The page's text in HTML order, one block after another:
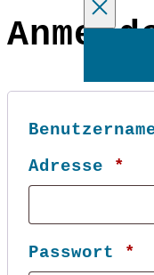
Adresse *
Passwort *